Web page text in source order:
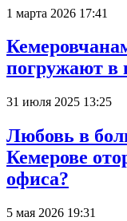
1 марта 2026 17:41
погружают в
31 июля 2025 13:25
Любовь в
Кемерове
офиса?
5 мая 2026 19:31